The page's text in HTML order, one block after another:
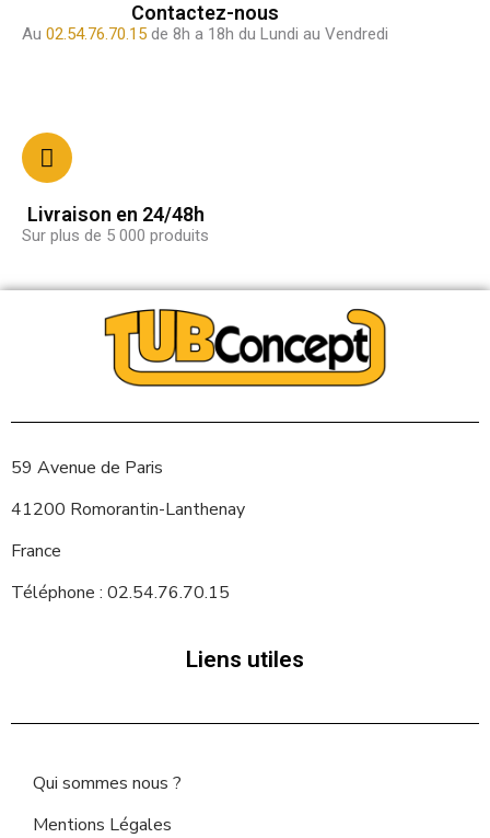
Contactez-nous
Au 02.54.76.70.15 de 8h a 18h du Lundi au Vendredi
Livraison en 24/48h
Sur plus de 5 000 produits
59 Avenue de Paris
41200 Romorantin-Lanthenay
France
Téléphone : 02.54.76.70.15
Liens utiles
Qui sommes nous ?
Mentions Légales